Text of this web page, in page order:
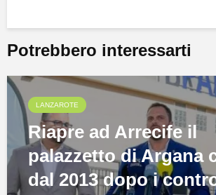
Potrebbero interessarti
LANZAROTE
Riapre ad Arrecife il
palazzetto di Argana
dal 2013 dopo i